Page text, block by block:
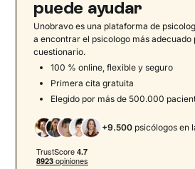
Síntomas psicológicos de
Ejemplos de agorafobia
Cómo saber si sufres de
Tipos de agorafobia
Tipos de miedos
agorafobia
Consecuencias de la
Trastorno de pánico con
Agorafobia y fobia social
puede ayudar
Unobravo es una plataforma de
a encontrar el psicologo más adecuado
cuestionario.
100 % online, flexible y seguro
Primera cita gratuita
Elegido por más de 500.000
+9.500 psicólogos en